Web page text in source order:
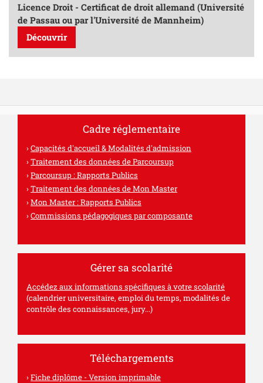
Licence Droit - Certificat de droit allemand (Université
de Passau ou par l'Université de Mannheim)
Découvrir
Cadre réglementaire
Capacités d'accueil & Modalités d'admission
Traitement des données de Parcoursup
Parcoursup : Rapports Publics
Traitement des données de Mon Master
Mon Master : Rapports Publics
Commissions pédagogiques par composante
Gérer sa scolarité
Accédez aux informations spécifiques à votre scolarité
(calendrier universitaire, emploi du temps, modalités de
contrôle des connaissances, jury...)
Téléchargements
Fiche diplôme - Version imprimable